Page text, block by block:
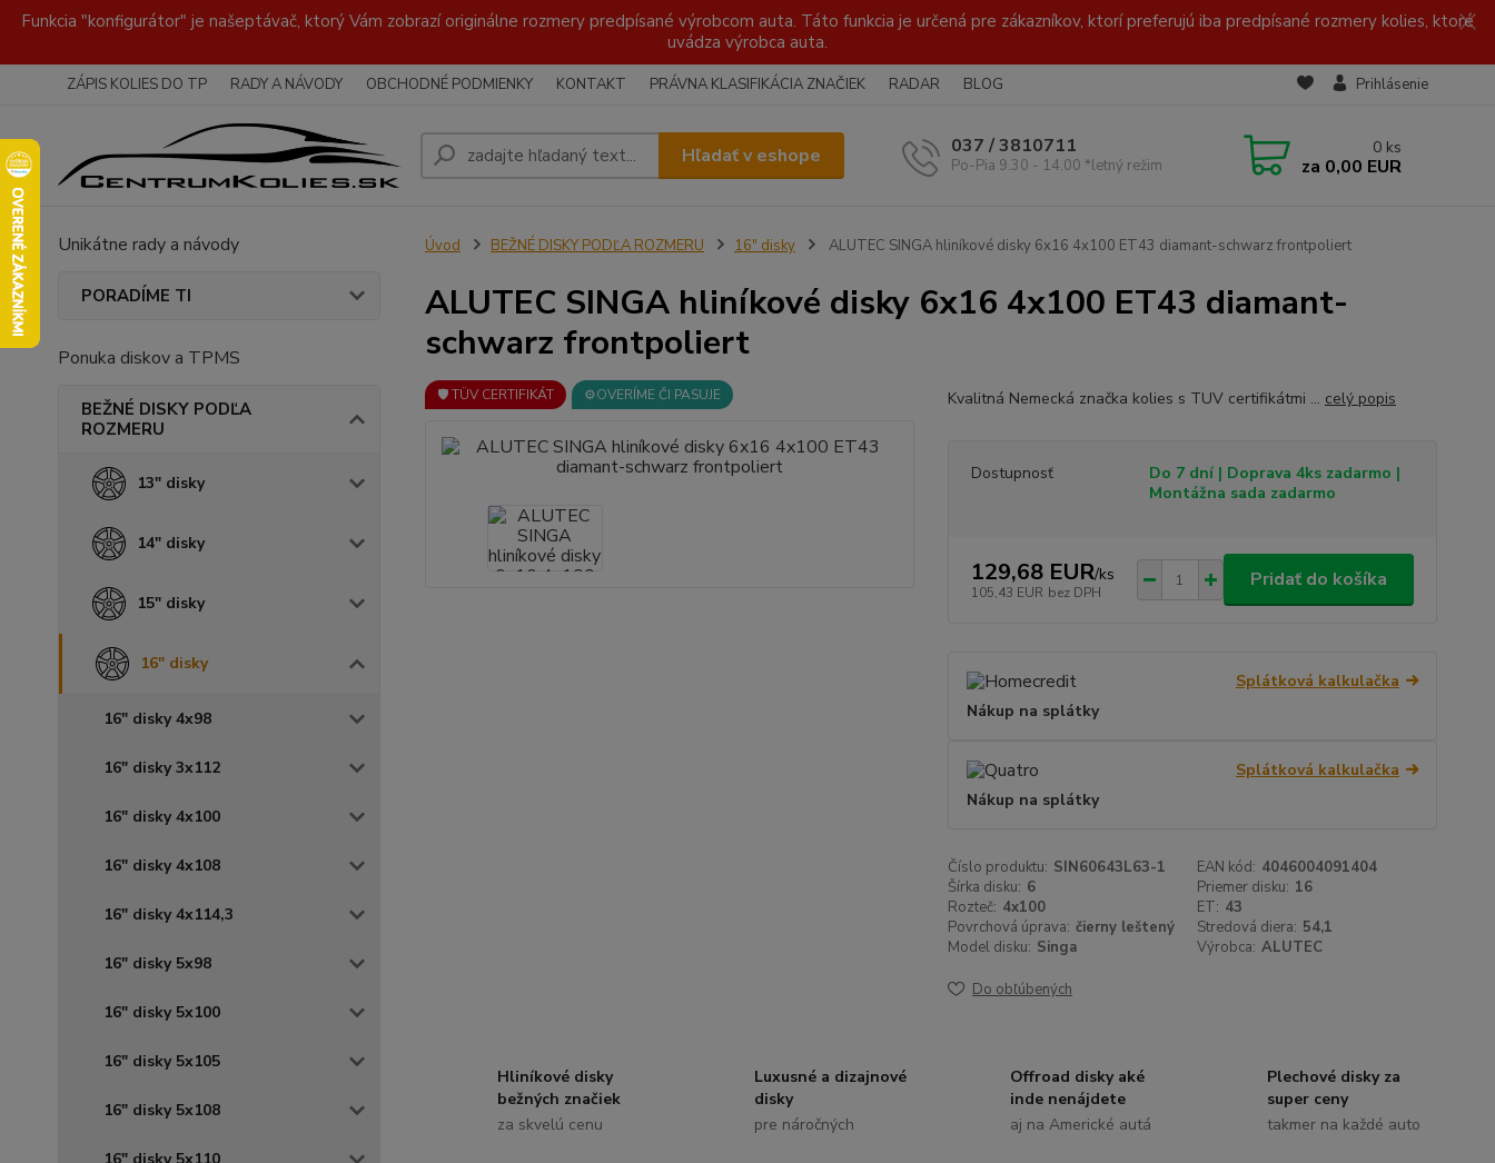
Funkcia "konfigurátor" je našeptávač, ktorý Vám zobrazí originálne rozmery predpísané výrobcom auta. Táto funkcia je určená pre zákazníkov, ktorí preferujú iba predpísané rozmery kolies, ktoré
uvádza výrobca auta.
ZÁPIS KOLIES DO TP RADY A NÁVODY OBCHODNÉ PODMIENKY KONTAKT PRÁVNA KLASIFIKÁCIA ZNAČIEK RADAR BLOG Prihlásenie
Hľadať v eshope 037 / 3810711
Po-Pia 9.30 - 14.00 *letný režim
0 ks
za 0,00 EUR
Unikátne rady a návody
PORADÍME TI
Ponuka diskov a TPMS
BEŽNÉ DISKY PODĽA
ROZMERU
13" disky
14" disky
15" disky
16" disky
16" disky 4x98
16" disky 3x112
16" disky 4x100
16" disky 4x108
16" disky 4x114,3
16" disky 5x98
16" disky 5x100
16" disky 5x105
16" disky 5x108
Úvod BEŽNÉ DISKY PODĽA ROZMERU 16" disky ALUTEC SINGA hliníkové disky 6x16 4x100 ET43 diamant-schwarz frontpoliert
ALUTEC SINGA hliníkové disky 6x16 4x100 ET43 diamant-
schwarz frontpoliert
🛡️ TÜV CERTIFIKÁT ⚙️OVERÍME ČI PASUJE Kvalitná Nemecká značka kolies s TUV certifikátmi ... celý popis
Dostupnosť
Do 7 dní | Doprava 4ks zadarmo |
Montážna sada zadarmo
129,68 EUR/ks
105,43 EUR bez DPH
Pridať do košíka
Splátková kalkulačka
Nákup na splátky
Splátková kalkulačka
Nákup na splátky
Číslo produktu: SIN60643L63-1 EAN kód: 4046004091404
Šírka disku: 6 Priemer disku: 16
Rozteč: 4x100 ET: 43
Povrchová úprava: čierny leštený Stredová diera: 54,1
Model disku: Singa Výrobca: ALUTEC
Do obľúbených
Hliníkové disky
bežných značiek
za skvelú cenu
Luxusné a dizajnové
disky
pre náročných
Offroad disky aké
inde nenájdete
aj na Americké autá
Plechové disky za
super ceny
takmer na každé auto